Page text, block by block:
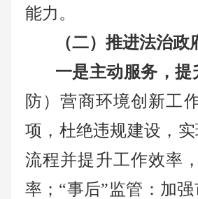
能力。
（二）推进法治
一是主动服务，提
防）营商环境创新工
项，杜绝违规建设，
流程并提升工作效率
率；“事后”监管：加